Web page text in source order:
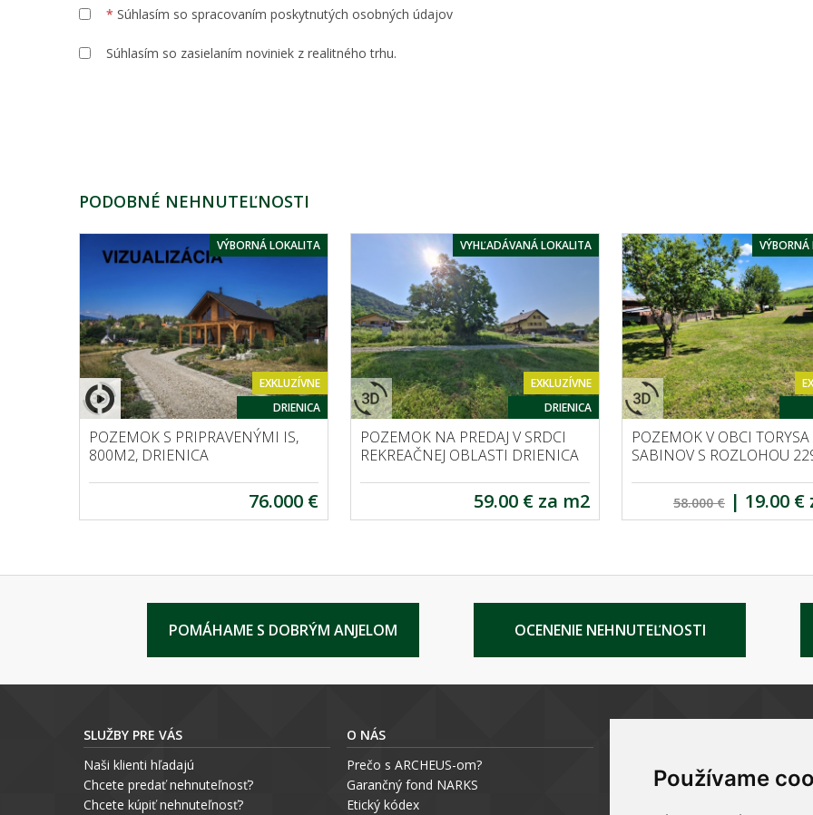
Používame
* Súhlasím so spracovaním poskytnutých osobných údajov
Súhlasím so zasielaním noviniek z realitného trhu.
PODOBNÉ NEHNUTEĽNOSTI
VÝBORNÁ LOKALITA
EXKLUZÍVNE
DRIENICA
POZEMOK S PRIPRAVENÝMI IS,
800M2, DRIENICA
76.000 €
VYHĽADÁVANÁ LOKALITA
EXKLUZÍVNE
DRIENICA
POZEMOK NA PREDAJ V SRDCI
REKREAČNEJ OBLASTI DRIENICA
59.00 € za m2
POZEMOK V OBCI TORYSA
SABINOV S ROZLOHOU
58.000 € | 19.00 €
POMÁHAME S DOBRÝM ANJELOM OCENENIE NEHNUTEĽNOSTI
SLUŽBY PRE VÁS
Naši klienti hľadajú
Chcete predať nehnuteľnosť?
Chcete kúpiť nehnuteľnosť?
O NÁS
Prečo s ARCHEUS-om?
Garančný fond NARKS
Etický kódex
Chcem sa stať realitným
Chcem mať vlastnú kanceláriu